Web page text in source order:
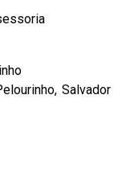
Salvador